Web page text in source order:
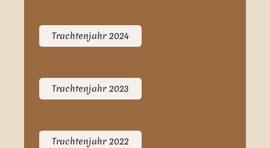
Trachtenjahr 2024
Trachtenjahr 2023
Trachtenjahr 2022